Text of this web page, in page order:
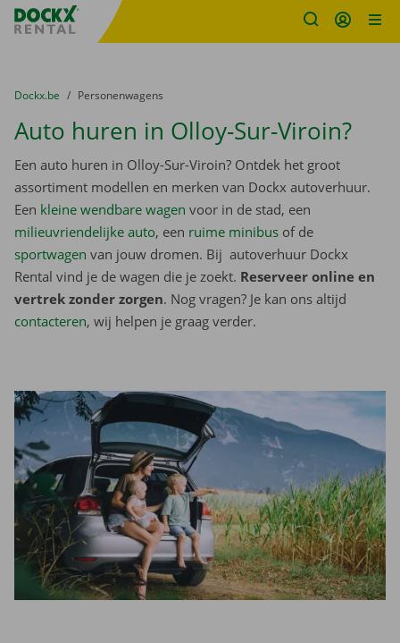
Fratello DEMO
U bevindt zich hier:
van
Dockx.be naar
Personenwagens
Auto huren in Olloy-Sur-Viroin?
Een auto huren in Olloy-Sur-Viroin? Ontdek het groot
assortiment modellen en merken van Dockx autoverhuur.
Een kleine wendbare wagen voor in de stad, een
milieuvriendelijke auto, een ruime minibus of de
sportwagen van jouw dromen. Bij autoverhuur Dockx
Rental vind je de wagen die je zoekt. Reserveer online en
vertrek zonder zorgen. Nog vragen? Je kan ons altijd
contacteren, wij helpen je graag verder.